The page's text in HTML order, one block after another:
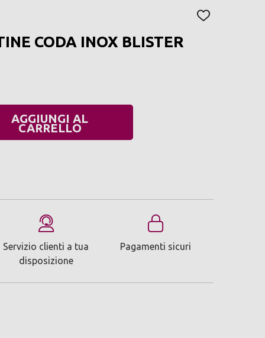
AGGIUNGI
CODA INOX BLISTER
AGGIUNGI AL
CARRELLO
Servizio clienti a tua
disposizione
Pagamenti sicuri